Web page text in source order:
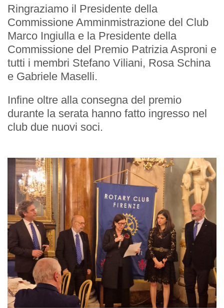
Service
Premi
CONTATTI
Sede Estiva
Segreteria Di Club
LETTERE DEL
GOVERNATORE
Ringraziamo il Presidente della
Commissione Amminmistrazione del Club
Marco Ingiulla e la Presidente della
Commissione del Premio Patrizia Asproni e
tutti i membri Stefano Viliani, Rosa Schina
e Gabriele Maselli.
Infine oltre alla consegna del premio
durante la serata hanno fatto ingresso nel
club due nuovi soci.